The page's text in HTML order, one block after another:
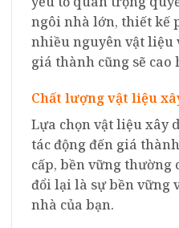
ngôi nhà lớn, thiết kế
nhiều nguyên vật liệu
giá thành cũng sẽ cao
Chất lượng vật liệu
Lựa chọn vật liệu xây
tác động đến giá
cấp, bền vững thường
đổi lại là sự bền vững
nhà của bạn.